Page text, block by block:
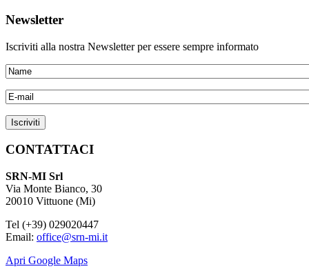
Newsletter
Iscriviti alla nostra Newsletter per essere sempre informato
CONTATTACI
SRN-MI Srl
Via Monte Bianco, 30
20010 Vittuone (Mi)
Tel (+39) 029020447
Email: office@srn-mi.it
Apri Google Maps